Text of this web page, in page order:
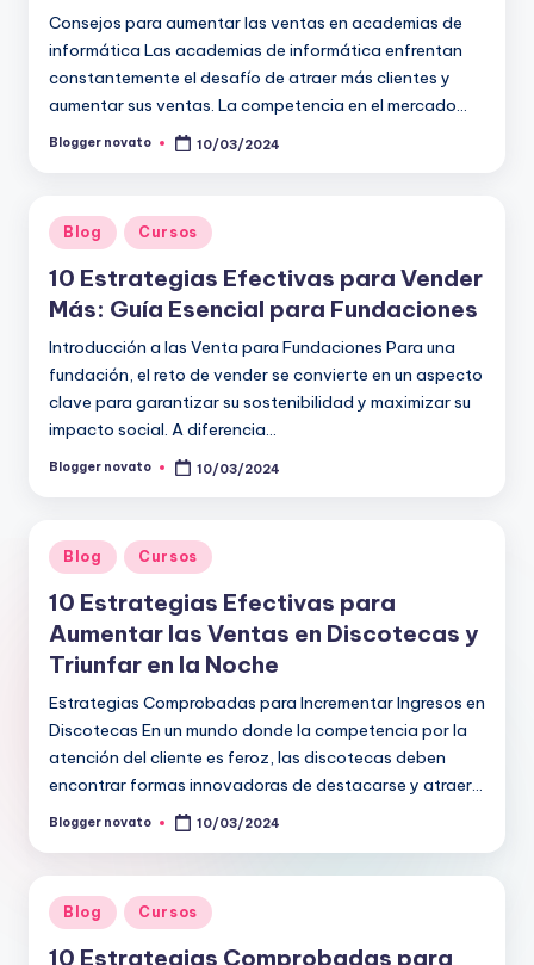
Consejos para aumentar las ventas en academias de
informática Las academias de informática enfrentan
constantemente el desafío de atraer más clientes y
aumentar sus ventas. La competencia en el mercado…
Publicado
Blogger novato 10/03/2024
Publicado
en
Blog Cursos
10 Estrategias Efectivas para Vender
Más: Guía Esencial para Fundaciones
Introducción a las Venta para Fundaciones Para una
fundación, el reto de vender se convierte en un aspecto
clave para garantizar su sostenibilidad y maximizar su
impacto social. A diferencia…
Publicado
Blogger novato 10/03/2024
Publicado
en
Blog Cursos
10 Estrategias Efectivas para
Aumentar las Ventas en Discotecas y
Triunfar en la Noche
Estrategias Comprobadas para Incrementar Ingresos en
Discotecas En un mundo donde la competencia por la
atención del cliente es feroz, las discotecas deben
encontrar formas innovadoras de destacarse y atraer…
Publicado
Blogger novato 10/03/2024
Publicado
en
Blog Cursos
10 Estrategias Comprobadas para